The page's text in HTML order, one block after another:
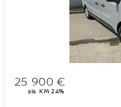
25 900 €
sis. KM 24%